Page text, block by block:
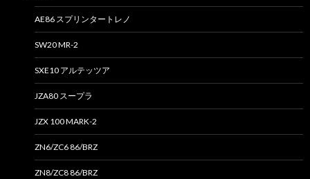
AE86 スプリンタートレノ
SW20 MR-2
SXE10 アルテッツア
JZA80 スープラ
JZX 100 MARK-2
ZN6/ZC6 86/BRZ
ZN8/ZC8 86/BRZ